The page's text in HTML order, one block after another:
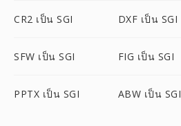
CR2 เป็น SGI DXF เป็น SGI
SFW เป็น SGI FIG เป็น SGI
PPTX เป็น SGI ABW เป็น SGI